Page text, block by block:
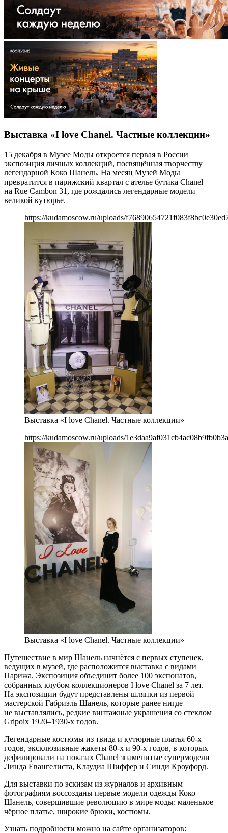
Выставка «I love Chanel. Частные коллекции»
15 декабря в Музее Моды откроется первая в России
экспозиция личных коллекций, посвящённая творчеству
легендарной Коко Шанель. На месяц Музей Моды
превратится в парижский квартал с ателье бутика Chanel
на Rue Cambon 31, где рождались легендарные модели
великой кутюрье.
https://kudamoscow.ru/uploads/
Выставка «I love Chanel. Частные коллекции»
https://kudamoscow.ru/uploads/
Выставка «I love Chanel. Частные коллекции»
Путешествие в мир Шанель начнётся с первых ступенек,
ведущих в музей, где расположится выставка с видами
Парижа. Экспозиция объединит более 100 экспонатов,
собранных клубом коллекционеров I love Chanel за 7 лет.
На экспозиции будут представлены шляпки из первой
мастерской Габриэль Шанель, которые ранее нигде
не выставлялись, редкие винтажные украшения со стеклом
Gripoix 1920–1930-х годов.
Легендарные костюмы из твида и кутюрные платья 60-х
годов, эксклюзивные жакеты 80-х и 90-х годов, в которых
дефилировали на показах Chanel знаменитые супермодели
Линда Евангелиста, Клаудиа Шиффер и Синди Кроуфорд.
Для выставки по эскизам из журналов и архивным
фотографиям воссозданы первые модели одежды Коко
Шанель, совершившие революцию в мире моды: маленькое
чёрное платье, широкие брюки, костюмы.
Узнать подробности можно на сайте организаторов: